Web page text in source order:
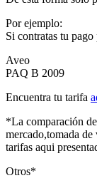
Por ejemplo:
Si contratas tu
Aveo
PAQ B 2009
Encuentra tu tarifa
*La comparación
mercado,tomada
tarifas aqui
Otros*